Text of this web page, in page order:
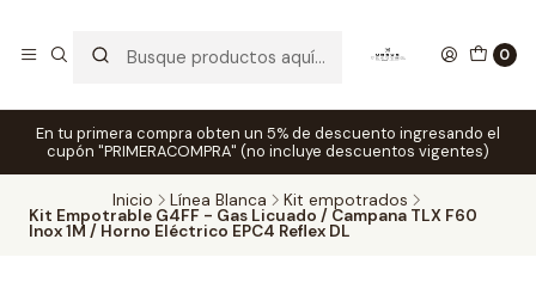
0
En tu primera compra obten un 5% de descuento ingresando el
cupón "PRIMERACOMPRA" (no incluye descuentos vigentes)
Inicio Línea Blanca Kit empotrados
Kit Empotrable G4FF - Gas Licuado / Campana TLX F60
Inox 1M / Horno Eléctrico EPC4 Reflex DL